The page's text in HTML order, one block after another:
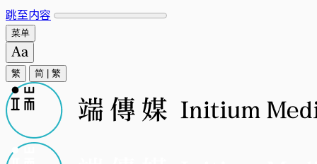
跳至内容
菜单
繁 简 繁